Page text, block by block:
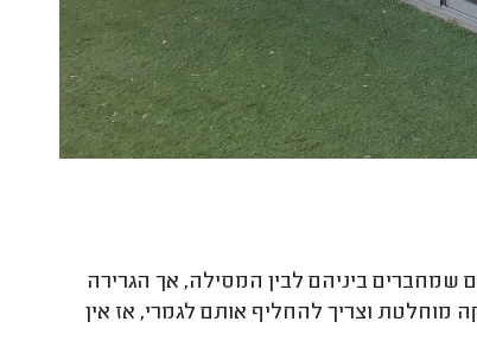
שמחברים ביניהם לבין המסילה, אך הגרירה
לוקח בין 10-15 שנים עד שיש שחיקה מוחלטת וצריך להחליף אותם לגמרי, אז אין